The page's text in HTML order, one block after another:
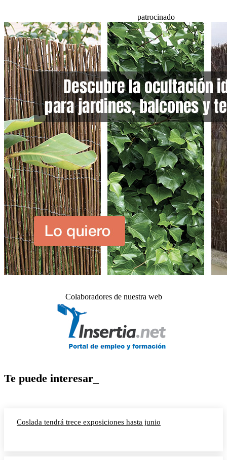
patrocinado
Colaboradores de nuestra web
Te puede interesar_
Coslada tendrá trece exposiciones hasta junio